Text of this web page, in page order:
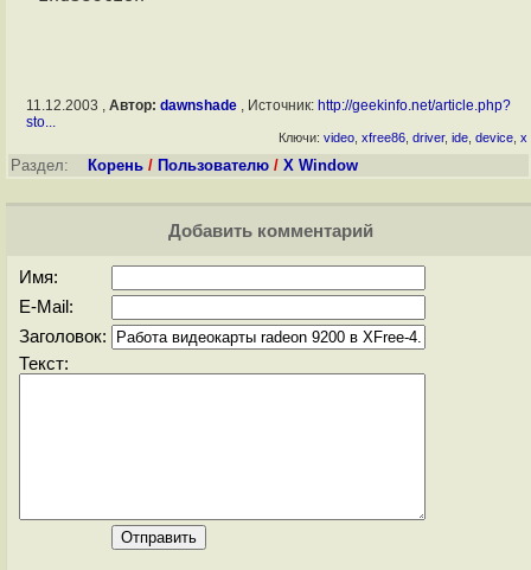
11.12.2003 , Автор: dawnshade, Источник: http://geekinfo.net/article.php?
sto...
Ключи: video xfree86 driver, ide device x
Раздел: Корень / Пользователю / X Window
Добавить комментарий
Имя:
E-Mail:
Заголовок:
Текст: